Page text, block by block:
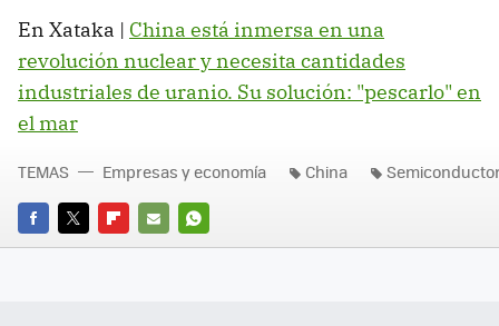
En Xataka | China está inmersa en una
revolución nuclear y necesita cantidades
industriales de uranio. Su solución: "pescarlo" en
el mar
FACEBOOK
TWITTERFLIPBOARD
E-
WHATSAPP
TEMAS Empresas y economía China